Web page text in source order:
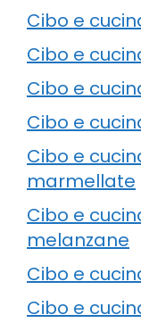
Cibo e
Cibo e
Cibo e
Cibo e
Cibo e
marmellate
Cibo e
melanzane
Cibo e
Cibo e